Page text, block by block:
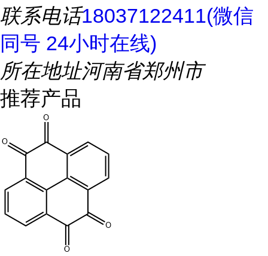
联系电话18037122411(微信
同号 24小时在线)
所在地址河南省郑州市
推荐产品